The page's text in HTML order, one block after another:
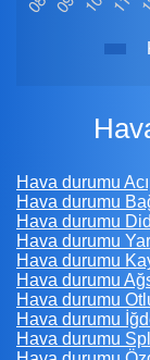
Hava durumu
Hava durumu
Hava durumu
Hava durumu
Hava durumu
Hava durumu
Hava durumu
Hava durumu
Hava durumu